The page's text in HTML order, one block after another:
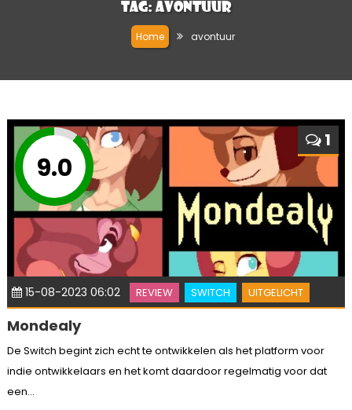
Tag: avontuur
Home avontuur
9.0
1
15-08-2023 06:02 REVIEW SWITCH UITGELICHT
Mondealy
De Switch begint zich echt te ontwikkelen als het platform voor
indie ontwikkelaars en het komt daardoor regelmatig voor dat
een...